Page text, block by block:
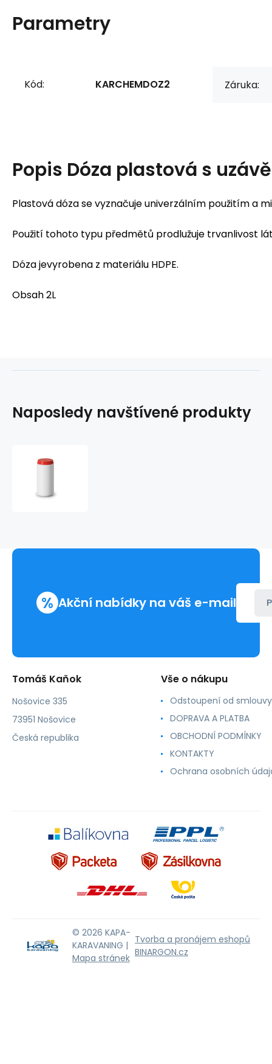
Parametry
Kód: KARCHEMDOZ2 Záruka:
Popis Dóza plastová s
Plastová dóza se vyznačuje univerzálním použitím a
Použití tohoto typu předmětů prodlužuje trvanlivost
Dóza jevyrobena z materiálu HDPE.
Obsah 2L
Naposledy navštívené produkty
% Akční nabídky na váš e-mail
Tomáš Kaňok
Nošovice 335
73951 Nošovice
Česká republika
Vše o nákupu
Odstoupení od smlouvy
DOPRAVA A PLATBA
OBCHODNÍ PODMÍNKY
KONTAKTY
Ochrana osobních
© 2026 KAPA-
KARAVANING |
Mapa stránek
Tvorba a pronájem eshopů
BINARGON.cz